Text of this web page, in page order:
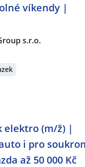
víkendy |
s.r.o.
elektro (m/ž) |
i pro
až 50 000 Kč